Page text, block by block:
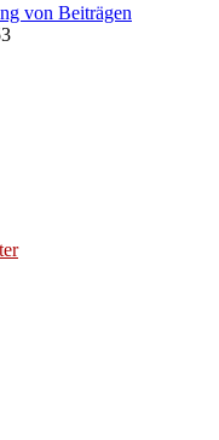
von Beiträgen